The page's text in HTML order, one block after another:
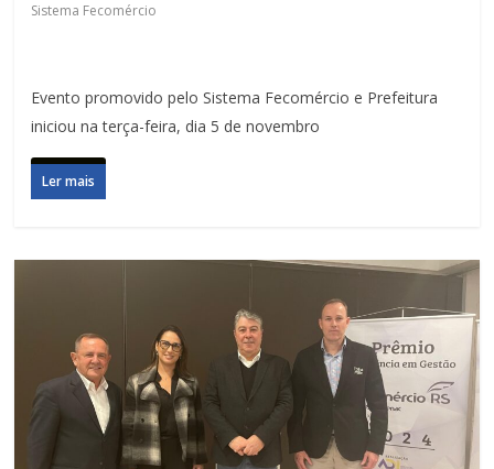
Sistema Fecomércio
Evento promovido pelo Sistema Fecomércio e Prefeitura
iniciou na terça-feira, dia 5 de novembro
Ler mais